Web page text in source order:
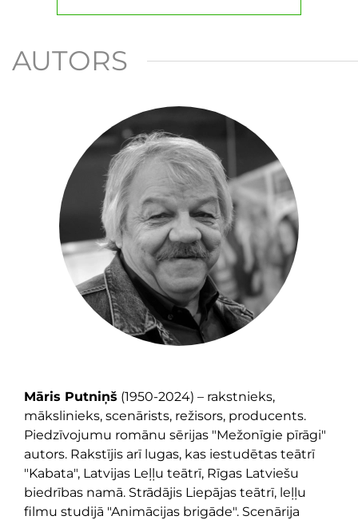
AUTORS
Māris Putniņš (1950-2024) – rakstnieks,
mākslinieks, scenārists, režisors, producents.
Piedzīvojumu romānu sērijas "Mežonīgie pīrāgi"
autors. Rakstījis arī lugas, kas iestudētas teātrī
"Kabata", Latvijas Leļļu teātrī, Rīgas Latviešu
biedrības namā. Strādājis Liepājas teātrī, leļļu
filmu studijā "Animācijas brigāde". Scenārija